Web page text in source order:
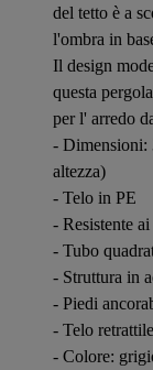
del tetto è a
l'ombra in
Il design
questa
per l' arredo
- Dimensioni:
altezza)
- Telo in PE
- Resistente
- Tubo
- Struttura in
- Piedi
- Telo retrattile
- Colore: